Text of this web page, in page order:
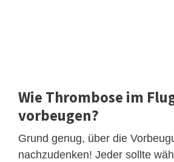
Wie Thrombose im
vorbeugen?
Grund genug, über die
nachzudenken! Jeder sollte